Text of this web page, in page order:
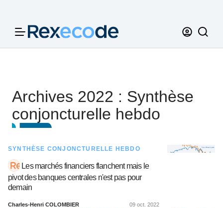
Archives 2022 : Synthèse
conjoncturelle hebdo
SYNTHÈSE CONJONCTURELLE HEBDO
Les marchés financiers flanchent mais le
pivot des banques centrales n'est pas pour
demain
Charles-Henri COLOMBIER 09 oct. 2022